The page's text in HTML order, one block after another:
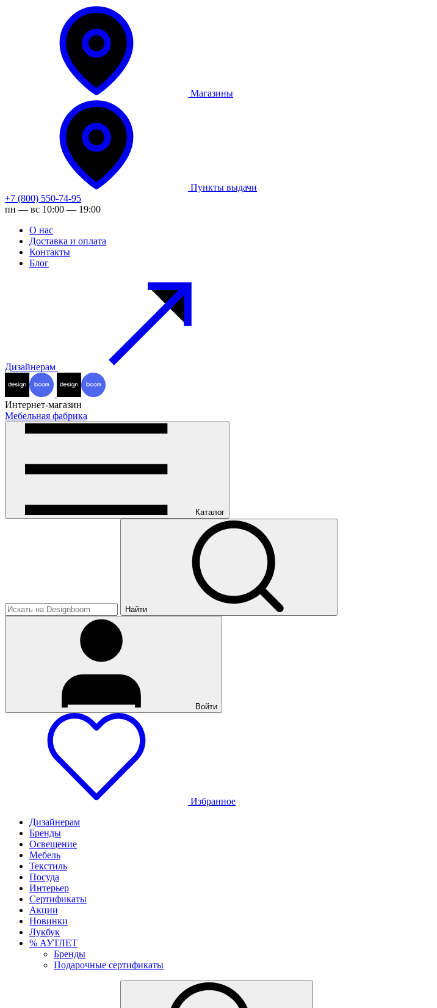
Магазины
Пункты выдачи
+7 (800) 550-74-95
пн — вс 10:00 — 19:00
О нас
Доставка и оплата
Контакты
Блог
Дизайнерам
Интернет-магазин
Мебельная фабрика
Каталог
Найти
Войти
Избранное
Дизайнерам
Бренды
Освещение
Мебель
Текстиль
Посуда
Интерьер
Сертификаты
Акции
Новинки
Лукбук
% АУТЛЕТ
Бренды
Подарочные сертификаты